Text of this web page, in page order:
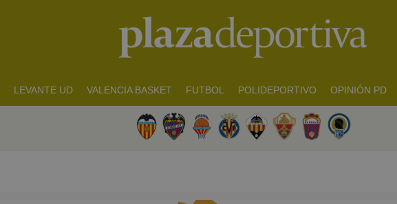
LEVANTE UD VALENCIA BASKET FUTBOL POLIDEPORTIVO OPINIÓN PD